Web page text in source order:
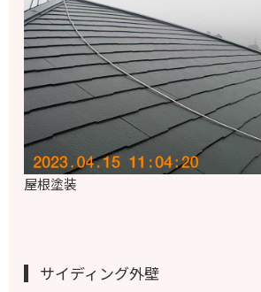
屋根塗装
サイディング外壁